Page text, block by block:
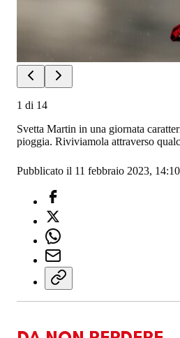
1 di 14
Svetta Martin in una giornata
pioggia. Riviviamola attraverso
Pubblicato il 11 febbraio 2023, 14:10